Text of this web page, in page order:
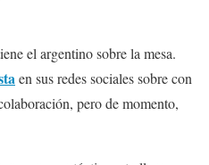
el argentino sobre la mesa.
en sus redes sociales sobre con
pero de momento,